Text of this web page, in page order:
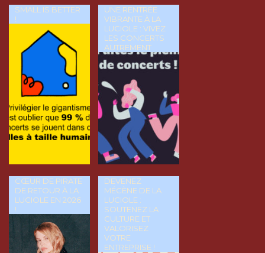
SMALL IS BETTER
!
UNE RENTRÉE
VIBRANTE À LA
LUCIOLE : VIVEZ
LES CONCERTS
AUTREMENT
CŒUR DE PIRATE
DE RETOUR À LA
LUCIOLE EN 2026
!
DEVENEZ
MÉCÈNE DE LA
LUCIOLE :
SOUTENEZ LA
CULTURE ET
VALORISEZ
VOTRE
ENTREPRISE !